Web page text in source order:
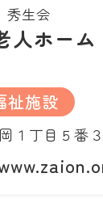
生会
人ホー
祉施設
１丁目５番